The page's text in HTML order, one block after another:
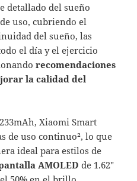
detallado del sueño
uso, cubriendo el
del sueño, las
el día y el ejercicio
recomendaciones
la calidad del
Xiaomi Smart
de uso continuo², lo que
ideal para estilos de
AMOLED de 1.62″